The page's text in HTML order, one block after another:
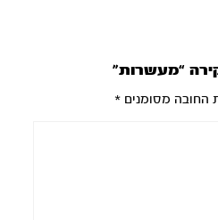
“מעשרות”
החובה מסומנים*